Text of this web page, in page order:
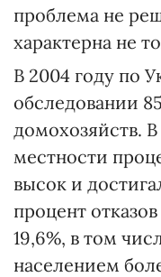
проблема не
характерна не
В 2004 году по
обследовании
домохозяйств.
местности
высок и
процент
19,6%, в том
населением